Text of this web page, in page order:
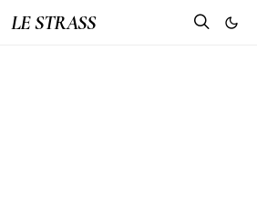
LE STRASS